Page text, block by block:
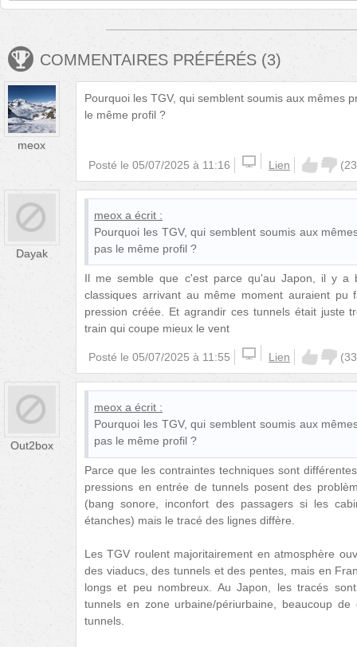
COMMENTAIRES PRÉFÉRÉS (3)
meox
Pourquoi les TGV, qui semblent soumis aux mêmes
le même profil ?
Posté le 05/07/2025 à 11:16 Lien (23
Dayak
meox a écrit :
Pourquoi les TGV, qui semblent soumis aux
pas le même profil ?
Il me semble que c'est parce qu'au Japon, il y a
classiques arrivant au même moment auraient
pression créée. Et agrandir ces tunnels était juste
train qui coupe mieux le vent
Posté le 05/07/2025 à 11:55 Lien (33
Out2box
meox a écrit :
Pourquoi les TGV, qui semblent soumis aux
pas le même profil ?
Parce que les contraintes techniques sont
pressions en entrée de tunnels posent des
(bang sonore, inconfort des passagers si les
étanches) mais le tracé des lignes diffère.
Les TGV roulent majoritairement en atmosphère
des viaducs, des tunnels et des pentes, mais en
longs et peu nombreux. Au Japon, les tracés
tunnels en zone urbaine/périurbaine, beaucoup
tunnels.